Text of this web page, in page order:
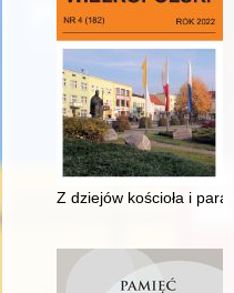
Z dziejów kościoła i